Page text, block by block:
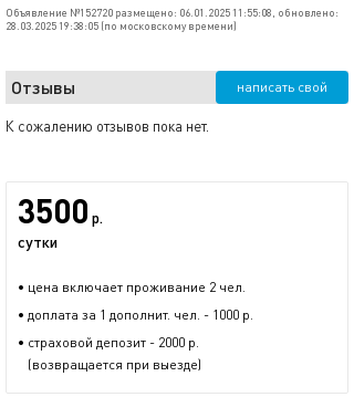
Объявление №152720 размещено: 06.01.2025 11:55:08, обновлено:
28.03.2025 19:38:05 (по московскому времени)
Отзывы написать свой
К сожалению отзывов пока нет.
3500 р.
сутки
• цена включает проживание 2 чел.
• доплата за 1 дополнит. чел. - 1000 р.
• страховой депозит - 2000 р.
(возвращается при выезде)